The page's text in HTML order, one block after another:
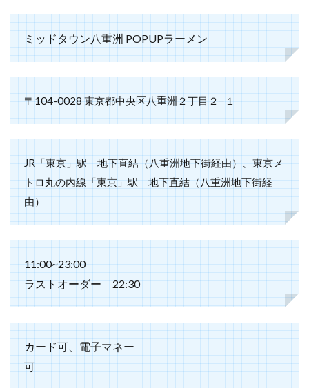
ミッドタウン八重洲 POPUPラーメン
〒104-0028 東京都中央区八重洲２丁目２−１
JR「東京」駅 地下直結（八重洲地下街経由）、東京メ
トロ丸の内線「東京」駅 地下直結（八重洲地下街経
由）
11:00~23:00
ラストオーダー 22:30
カード可、電子マネー
可